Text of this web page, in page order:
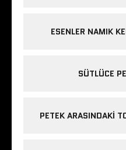
ESENLER NAMIK
SÜTLÜCE
PETEK ARASINDAKI